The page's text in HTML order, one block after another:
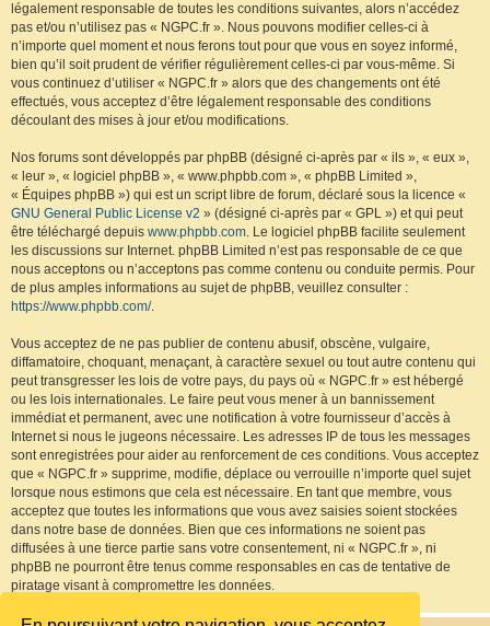
légalement responsable de toutes les conditions suivantes, alors n’accédez
pas et/ou n’utilisez pas « NGPC.fr ». Nous pouvons modifier celles-ci à
n’importe quel moment et nous ferons tout pour que vous en soyez informé,
bien qu’il soit prudent de vérifier régulièrement celles-ci par vous-même. Si
vous continuez d’utiliser « NGPC.fr » alors que des changements ont été
effectués, vous acceptez d’être légalement responsable des conditions
découlant des mises à jour et/ou modifications.
Nos forums sont développés par phpBB (désigné ci-après par « ils », « eux »,
« leur », « logiciel phpBB », « www.phpbb.com », « phpBB Limited »,
« Équipes phpBB ») qui est un script libre de forum, déclaré sous la licence «
GNU General Public License v2 » (désigné ci-après par « GPL ») et qui peut
être téléchargé depuis www.phpbb.com. Le logiciel phpBB facilite seulement
les discussions sur Internet. phpBB Limited n’est pas responsable de ce que
nous acceptons ou n’acceptons pas comme contenu ou conduite permis. Pour
de plus amples informations au sujet de phpBB, veuillez consulter :
https://www.phpbb.com/.
Vous acceptez de ne pas publier de contenu abusif, obscène, vulgaire,
diffamatoire, choquant, menaçant, à caractère sexuel ou tout autre contenu qui
peut transgresser les lois de votre pays, du pays où « NGPC.fr » est hébergé
ou les lois internationales. Le faire peut vous mener à un bannissement
immédiat et permanent, avec une notification à votre fournisseur d’accès à
Internet si nous le jugeons nécessaire. Les adresses IP de tous les messages
sont enregistrées pour aider au renforcement de ces conditions. Vous acceptez
que « NGPC.fr » supprime, modifie, déplace ou verrouille n’importe quel sujet
lorsque nous estimons que cela est nécessaire. En tant que membre, vous
acceptez que toutes les informations que vous avez saisies soient stockées
dans notre base de données. Bien que ces informations ne soient pas
diffusées à une tierce partie sans votre consentement, ni « NGPC.fr », ni
phpBB ne pourront être tenus comme responsables en cas de tentative de
piratage visant à compromettre les données.